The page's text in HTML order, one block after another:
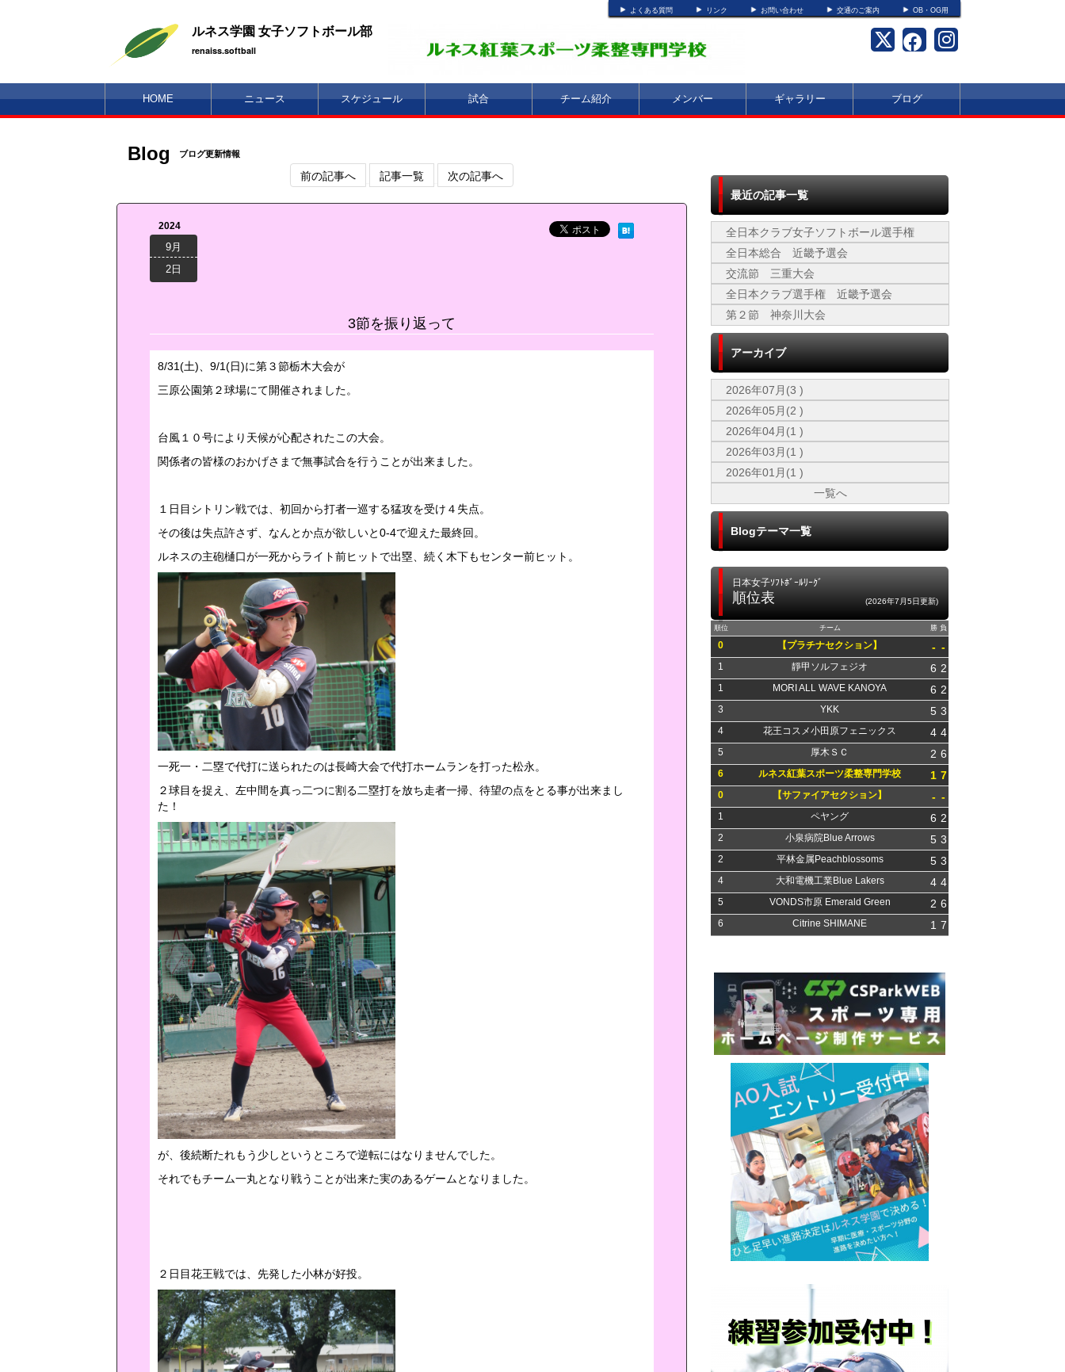
よくある質問 リンク お問い合わせ 交通のご案内 OB・OG用
ルネス学園 女子ソフトボール部
renaiss.softball
HOME ニュース スケジュール 試合 チーム紹介 メンバー ギャラリー ブログ
Blog ブログ更新情報
前の記事へ 記事一覧 次の記事へ
2024
9月
2日
3節を振り返って
8/31(土)、9/1(日)に第３節栃木大会が
三原公園第２球場にて開催されました。
台風１０号により天候が心配されたこの大会。
関係者の皆様のおかげさまで無事試合を行うことが出来ました。
１日目シトリン戦では、初回から打者一巡する猛攻を受け４失点。
その後は失点許さず、なんとか点が欲しいと0-4で迎えた最終回。
ルネスの主砲樋口が一死からライト前ヒットで出塁、続く木下もセンター前ヒット。
一死一・二塁で代打に送られたのは長崎大会で代打ホームランを打った松永。
２球目を捉え、左中間を真っ二つに割る二塁打を放ち走者一掃、待望の点をとる事が出来まし
た！
が、後続断たれもう少しというところで逆転にはなりませんでした。
それでもチーム一丸となり戦うことが出来た実のあるゲームとなりました。
２日目花王戦では、先発した小林が好投。
最近の記事一覧
全日本クラブ女子ソフトボール選手権
全日本総合 近畿予選会
交流節 三重大会
全日本クラブ選手権 近畿予選会
第２節 神奈川大会
アーカイブ
2026年07月(3 )
2026年05月(2 )
2026年04月(1 )
2026年03月(1 )
2026年01月(1 )
一覧へ
Blogテーマ一覧
日本女子ｿﾌﾄﾎﾞｰﾙﾘｰｸﾞ
順位表 (2026年7月5日更新)
順位 チーム 勝 負
0 【プラチナセクション】 - -
1 靜甲ソルフェジオ 6 2
1 MORI ALL WAVE KANOYA 6 2
3 YKK 5 3
4 花王コスメ小田原フェニックス 4 4
5 厚木ＳＣ 2 6
6 ルネス紅葉スポーツ柔整専門学校 1 7
0 【サファイアセクション】 - -
1 ペヤング 6 2
2 小泉病院Blue Arrows 5 3
2 平林金属Peachblossoms 5 3
4 大和電機工業Blue Lakers 4 4
5 VONDS市原 Emerald Green 2 6
6 Citrine SHIMANE 1 7